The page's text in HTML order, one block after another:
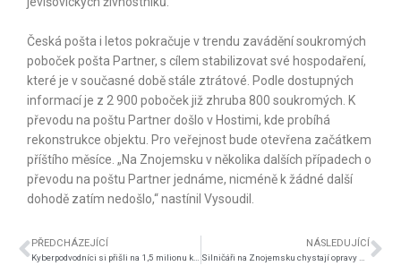
Česká pošta i letos pokračuje v trendu zavádění soukromých
poboček pošta Partner, s cílem stabilizovat své hospodaření,
které je v současné době stále ztrátové. Podle dostupných
informací je z 2 900 poboček již zhruba 800 soukromých. K
převodu na poštu Partner došlo v Hostimi, kde probíhá
rekonstrukce objektu. Pro veřejnost bude otevřena začátkem
příštího měsíce. „Na Znojemsku v několika dalších případech o
převodu na poštu Partner jednáme, nicméně k žádné další
dohodě zatím nedošlo,“ nastínil Vysoudil.
PŘEDCHÁZEJÍCÍ NÁSLEDUJÍCÍ